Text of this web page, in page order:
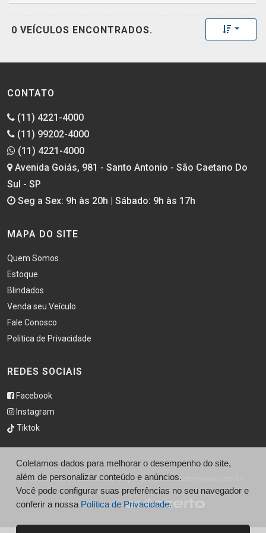
0 VEÍCULOS ENCONTRADOS. Toggle
CONTATO
(11) 4221-4000
(11) 99202-4000
(11) 4221-4000
Avenida Goiás, 981 - Santo Antonio - São Caetano Do
Sul - SP
Seg a Sex: 9h às 20h | Sábado: 9h às 17h
MAPA DO SITE
Quem Somos
Estoque
Blindados
Venda seu Veículo
Fale Conosco
Politica de Privacidade
REDES SOCIAIS
Facebook
Instagram
Tiktok
© São Caetano Automóveis - http://saocaetanoautomoveis.com.br/
Desenvolvido por
Coletamos dados para melhorar o desempenho do site,
além de personalizar conteúdo e anúncios.
Você pode configurar suas preferências no seu navegador e
conferir a nossa Política de Privacidade.